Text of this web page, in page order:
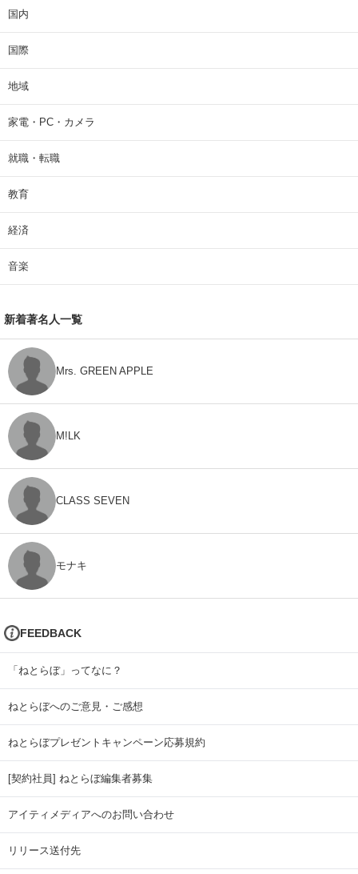
国内
国際
地域
家電・PC・カメラ
就職・転職
教育
経済
音楽
新着著名人一覧
Mrs. GREEN APPLE
M!LK
CLASS SEVEN
モナキ
FEEDBACK
「ねとらぼ」ってなに？
ねとらぼへのご意見・ご感想
ねとらぼプレゼントキャンペーン応募規約
[契約社員] ねとらぼ編集者募集
アイティメディアへのお問い合わせ
リリース送付先